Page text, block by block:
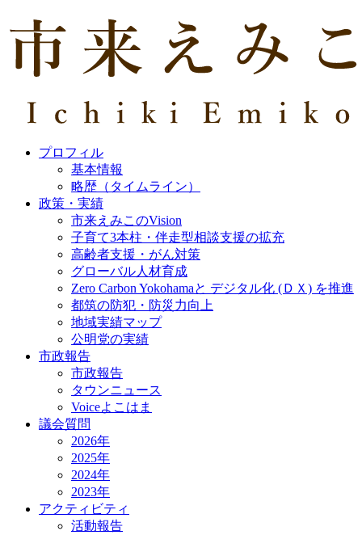
プロフィル
基本情報
略歴（タイムライン）
政策・実績
市来えみこのVision
子育て3本柱・伴走型相談支援の拡充
高齢者支援・がん対策
グローバル人材育成
Zero Carbon Yokohamaと デジタル化 (ＤＸ) を推進
都筑の防犯・防災力向上
地域実績マップ
公明党の実績
市政報告
市政報告
タウンニュース
Voiceよこはま
議会質問
2026年
2025年
2024年
2023年
アクティビティ
活動報告